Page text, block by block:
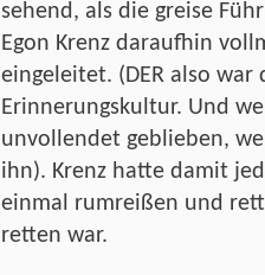
sehend, als die greise
Egon Krenz daraufhin
eingeleitet. (DER also war
Erinnerungskultur. Und
unvollendet geblieben,
ihn). Krenz hatte damit
einmal rumreißen und
retten war.